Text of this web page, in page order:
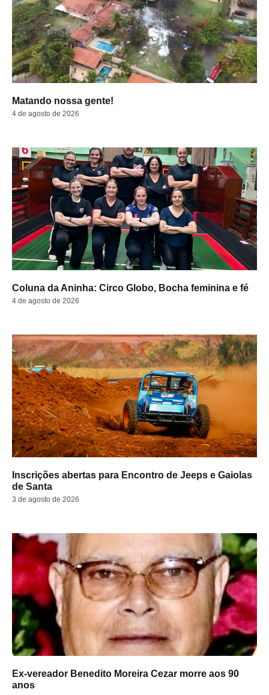
Matando nossa gente!
4 de agosto de 2026
Coluna da Aninha: Circo Globo, Bocha feminina e fé
4 de agosto de 2026
Inscrições abertas para Encontro de Jeeps e Gaiolas
de Santa
3 de agosto de 2026
Ex-vereador Benedito Moreira Cezar morre aos 90
anos